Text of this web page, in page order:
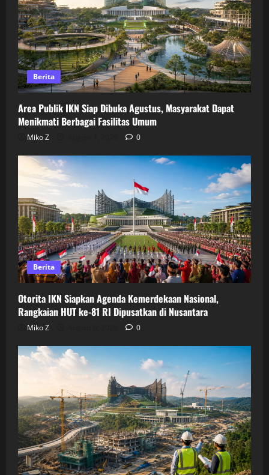
Berita
Area Publik IKN Siap Dibuka Agustus, Masyarakat Dapat
Menikmati Berbagai Fasilitas Umum
Miko Z 0
Berita
Otorita IKN Siapkan Agenda Kemerdekaan Nasional,
Rangkaian HUT ke-81 RI Dipusatkan di Nusantara
Miko Z 0